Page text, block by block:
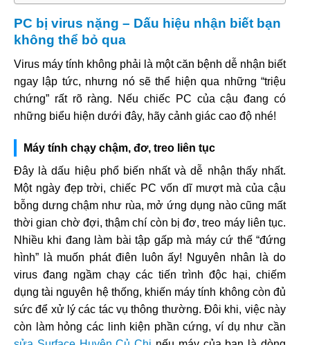
PC bị virus nặng – Dấu hiệu nhận biết bạn
không thể bỏ qua
Virus máy tính không phải là một căn bệnh dễ nhận biết
ngay lập tức, nhưng nó sẽ thể hiện qua những “triệu
chứng” rất rõ ràng. Nếu chiếc PC của cậu đang có
những biểu hiện dưới đây, hãy cảnh giác cao độ nhé!
Máy tính chạy chậm, đơ, treo liên tục
Đây là dấu hiệu phổ biến nhất và dễ nhận thấy nhất.
Một ngày đẹp trời, chiếc PC vốn dĩ mượt mà của cậu
bỗng dưng chậm như rùa, mở ứng dụng nào cũng mất
thời gian chờ đợi, thậm chí còn bị đơ, treo máy liên tục.
Nhiều khi đang làm bài tập gấp mà máy cứ thế “đứng
hình” là muốn phát điên luôn ấy! Nguyên nhân là do
virus đang ngầm chạy các tiến trình độc hại, chiếm
dụng tài nguyên hệ thống, khiến máy tính không còn đủ
sức để xử lý các tác vụ thông thường. Đôi khi, việc này
còn làm hỏng các linh kiện phần cứng, ví dụ như cần